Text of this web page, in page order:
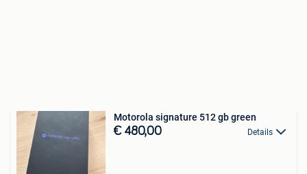
Motorola signature 512 gb green
€ 480,00 Details